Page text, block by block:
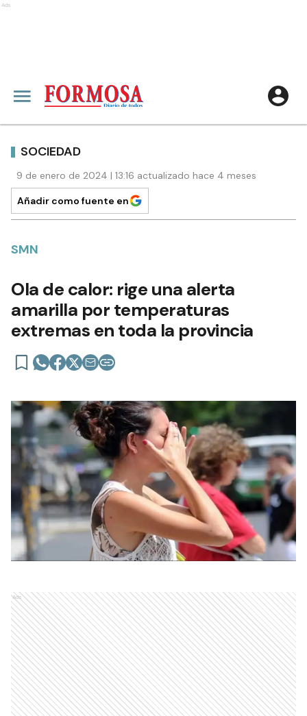
Ads
SOCIEDAD
9 de enero de 2024 | 13:16 actualizado hace 4 meses
Añadir como fuente en
SMN
Ola de calor: rige una alerta
amarilla por temperaturas
extremas en toda la provincia
Ads